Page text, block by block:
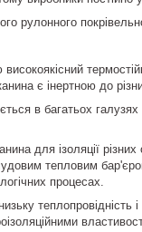
рулонного
є інертною до
в багатьох
для ізоляції
тепловим
процесах.
теплопровідність і